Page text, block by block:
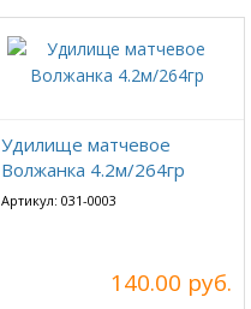
Удилище матчевое
Волжанка 4.2м/264гр
Артикул: 031-0003
140.00 руб.